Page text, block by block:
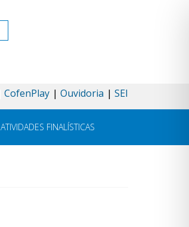
CofenPlay Ouvidoria SEI
ATIVIDADES FINALÍSTICAS